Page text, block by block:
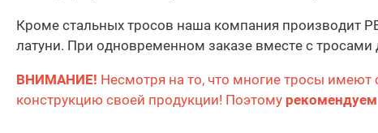
Кроме стальных тросов наша компания производит
латуни. При одновременном заказе вместе с тросами
ВНИМАНИЕ! Несмотря на то, что многие тросы
конструкцию своей продукции! Поэтому